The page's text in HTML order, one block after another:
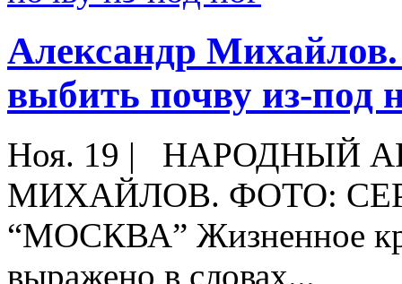
Александр
выбить почву из-под
Ноя. 19 |
НАРОДНЫЙ
МИХАЙЛОВ. ФОТО:
“МОСКВА” Жизненное
выражено в словах...